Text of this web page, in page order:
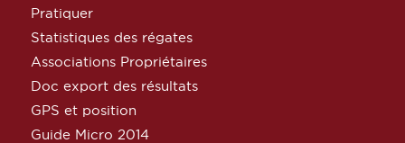
Pratiquer
Statistiques des régates
Associations Propriétaires
Doc export des résultats
GPS et position
Guide Micro 2014